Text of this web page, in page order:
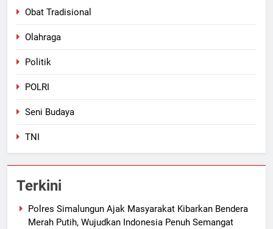
Obat Tradisional
Olahraga
Politik
POLRI
Seni Budaya
TNI
Terkini
Polres Simalungun Ajak Masyarakat Kibarkan Bendera
Merah Putih, Wujudkan Indonesia Penuh Semangat